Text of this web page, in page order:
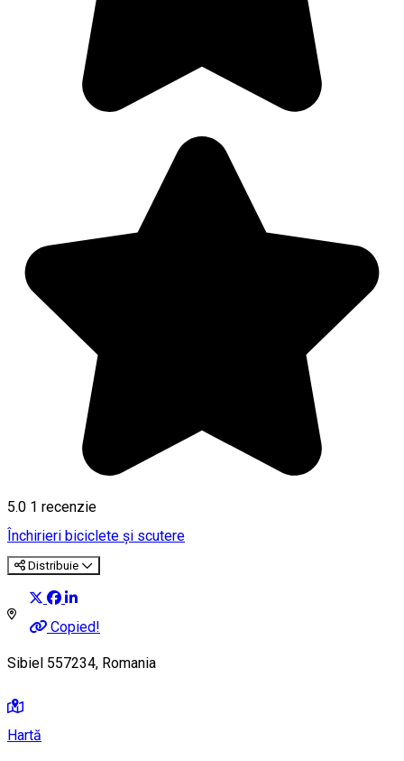
5.0 1 recenzie
Închirieri biciclete și scutere
Distribuie
Copied!
Sibiel 557234, Romania
Hartă